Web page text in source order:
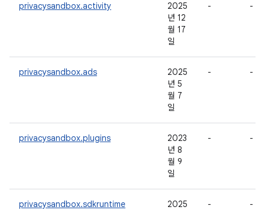
privacysandbox.activity
2025
년 12
월 17
일
- -
privacysandbox.ads
2025
년 5
월 7
일
- -
privacysandbox.plugins
2023
년 8
월 9
일
- -
privacysandbox.sdkruntime
2025
- -